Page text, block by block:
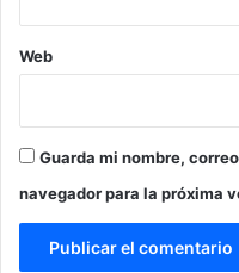
Web
Guarda mi nombre,
navegador para la próxima